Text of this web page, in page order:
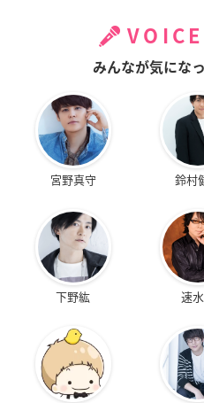
みんなが気にな
宮野真守 鈴村
下野紘 速